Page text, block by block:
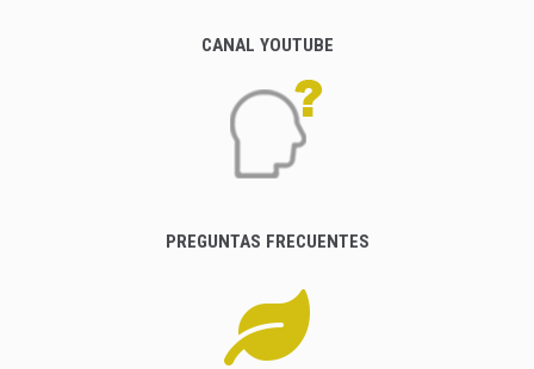
CANAL YOUTUBE
PREGUNTAS FRECUENTES